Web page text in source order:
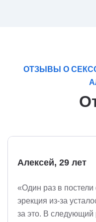
ОТЗЫВЫ О
Алексей, 29 лет
«Один раз в
эрекция из-за
за это. В следующий